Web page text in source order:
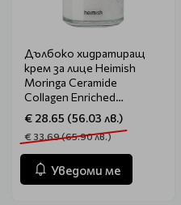
Дълбоко хидратиращ
крем за лице Heimish
Moringa Ceramide
Collagen Enriched
Moisturizer 120ml
€ 28.65 (56.03 лв.)
€ 33.69 (65.90 лв.)
Уведоми ме